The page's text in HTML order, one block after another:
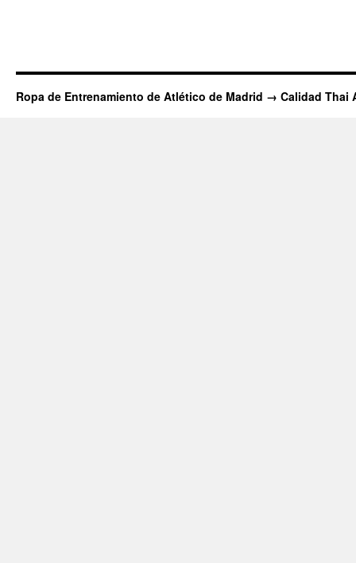
Ropa de Entrenamiento de Atlético de Madrid → Calidad Thai